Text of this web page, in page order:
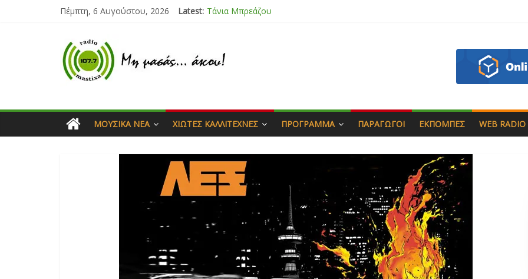
Πέμπτη, 6 Αυγούστου, 2026 Latest: Bliss
Τάνια Μπρεάζου
ΜΟΥΣΙΚΆ ΝΈΑ ΧΙΏΤΕΣ ΚΑΛΛΙΤΈΧΝΕΣ ΠΡΌΓΡΑΜΜΑ ΠΑΡΑΓΩΓΟΊ ΕΚΠΟΜΠΈΣ WEB RADIO